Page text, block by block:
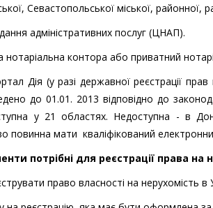
Севастопольської міської, районної,
адміністративних послуг (ЦНАП).
контора або приватний
Дія (у разі державної реєстрації
до 01.01. 2013 відповідно до
у 21 областях. Недоступна - в
повинна мати кваліфікований
потрібні для реєстрації права на
право власності на нерухомість в